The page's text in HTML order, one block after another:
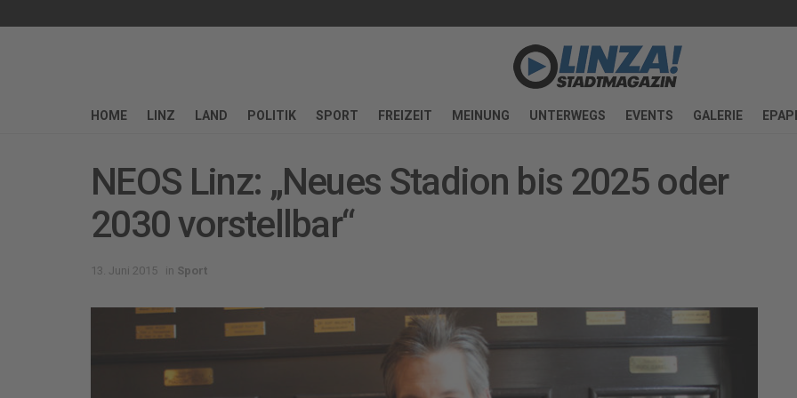
HOME LINZ LAND POLITIK SPORT FREIZEIT MEINUNG UNTERWEGS EVENTS GALERIE
NEOS Linz: „Neues Stadion bis 2025 oder
2030 vorstellbar“
13. Juni 2015 in Sport